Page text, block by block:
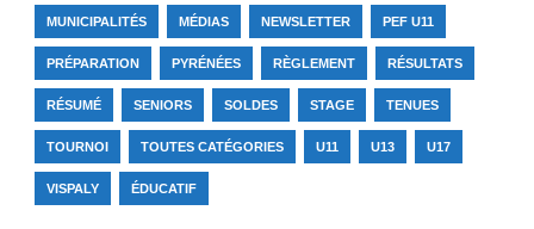
MUNICIPALITÉS MÉDIAS NEWSLETTER PEF U11
PRÉPARATION PYRÉNÉES RÈGLEMENT RÉSULTATS
RÉSUMÉ SENIORS SOLDES STAGE TENUES
TOURNOI TOUTES CATÉGORIES U11 U13 U17
VISPALY ÉDUCATIF